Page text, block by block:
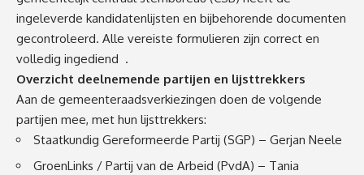
ingeleverde kandidatenlijsten en bijbehorende documenten
gecontroleerd. Alle vereiste formulieren zijn correct en
volledig ingediend .
Overzicht deelnemende partijen en lijsttrekkers
Aan de gemeenteraadsverkiezingen doen de volgende
partijen mee, met hun lijsttrekkers:
Staatkundig Gereformeerde Partij (SGP) – Gerjan Neele
GroenLinks / Partij van de Arbeid (PvdA) – Tania